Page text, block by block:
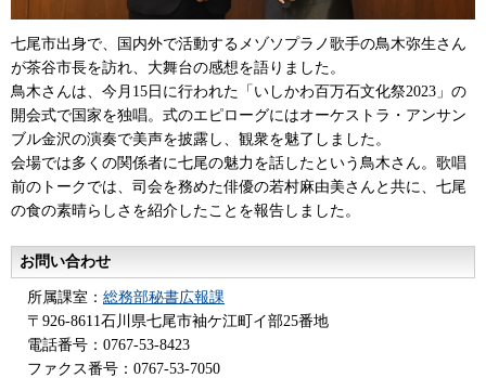
七尾市出身で、国内外で活動するメゾソプラノ歌手の鳥木弥生さん
が茶谷市長を訪れ、大舞台の感想を語りました。
鳥木さんは、今月15日に行われた「いしかわ百万石文化祭2023」の
開会式で国家を独唱。式のエピローグにはオーケストラ・アンサン
ブル金沢の演奏で美声を披露し、観衆を魅了しました。
会場では多くの関係者に七尾の魅力を話したという鳥木さん。歌唱
前のトークでは、司会を務めた俳優の若村麻由美さんと共に、七尾
の食の素晴らしさを紹介したことを報告しました。
お問い合わせ
所属課室： 総務部秘書広報課
〒926-8611石川県七尾市袖ケ江町イ部25番地
電話番号：0767-53-8423
ファクス番号：0767-53-7050